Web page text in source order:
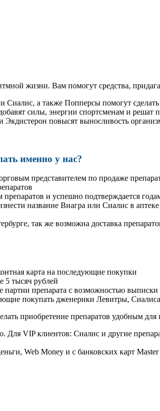
жизни. Вам помогут средства,
Сиалис, а также Попперсы помогут
силы, энергии спортсменам и решат
повысят выносливость
именно у нас?
представителем по продаже
и успешно подтверждается
название Виагра или Сиалис в
так же возможна доставка
карта на последующие покупки
5 тысяч рублей
препарата с возможностью выписки
покупать дженерики Левитры,
приобретение препаратов удобным для
Для VIP клиентов: Сиалис и другие
Web Money и с банковских карт